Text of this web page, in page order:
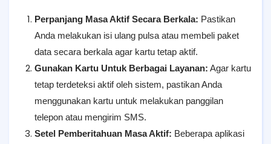
Perpanjang Masa Aktif Secara Berkala: Pastikan
Anda melakukan isi ulang pulsa atau membeli paket
data secara berkala agar kartu tetap aktif.
Gunakan Kartu Untuk Berbagai Layanan: Agar kartu
tetap terdeteksi aktif oleh sistem, pastikan Anda
menggunakan kartu untuk melakukan panggilan
telepon atau mengirim SMS.
Setel Pemberitahuan Masa Aktif: Beberapa aplikasi